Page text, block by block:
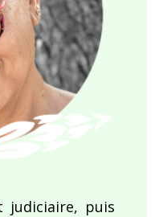
judiciaire, puis